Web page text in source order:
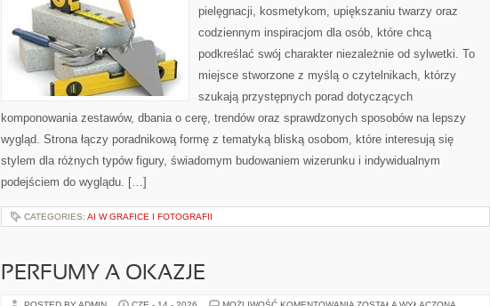
pielęgnacji, kosmetykom, upiększaniu twarzy oraz
codziennym inspiracjom dla osób, które chcą
podkreślać swój charakter niezależnie od sylwetki. To
miejsce stworzone z myślą o czytelnikach, którzy
szukają przystępnych porad dotyczących
komponowania zestawów, dbania o cerę, trendów oraz sprawdzonych sposobów na lepszy
wygląd. Strona łączy poradnikową formę z tematyką bliską osobom, które interesują się
stylem dla różnych typów figury, świadomym budowaniem wizerunku i indywidualnym
podejściem do wyglądu. […]
CATEGORIES: AI W GRAFICE I FOTOGRAFII
PERFUMY A OKAZJE
PERFUMY